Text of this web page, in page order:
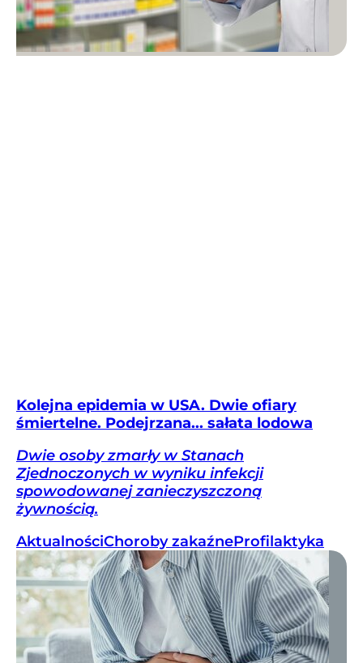
Kolejna epidemia w USA. Dwie ofiary
śmiertelne. Podejrzana... sałata lodowa
Dwie osoby zmarły w Stanach
Zjednoczonych w wyniku infekcji
spowodowanej zanieczyszczoną
żywnością.
AktualnościChoroby zakaźneProfilaktyka